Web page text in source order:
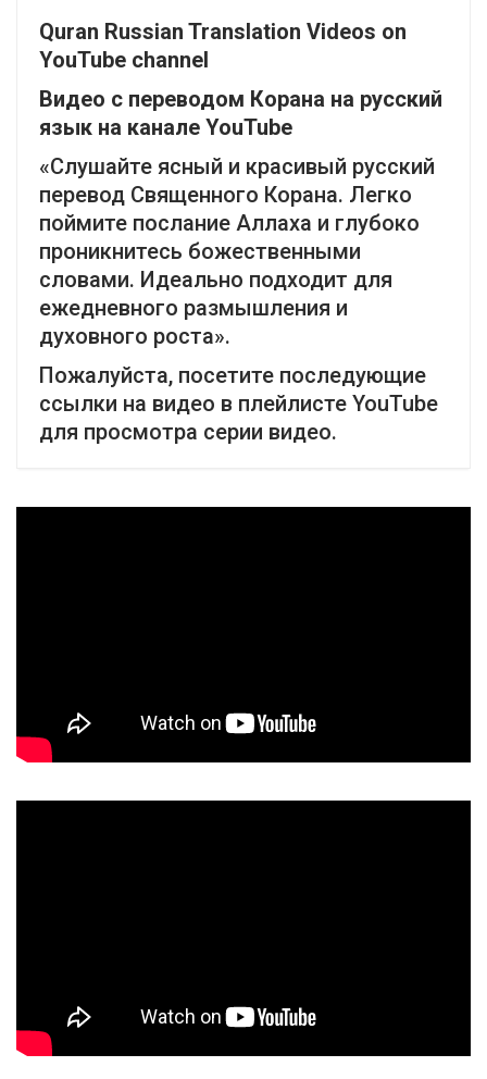
Quran Russian Translation Videos on
YouTube channel
Видео с переводом Корана на русский
язык на канале YouTube
«Слушайте ясный и красивый русский
перевод Священного Корана. Легко
поймите послание Аллаха и глубоко
проникнитесь божественными
словами. Идеально подходит для
ежедневного размышления и
духовного роста».
Пожалуйста, посетите последующие
ссылки на видео в плейлисте YouTube
для просмотра серии видео.